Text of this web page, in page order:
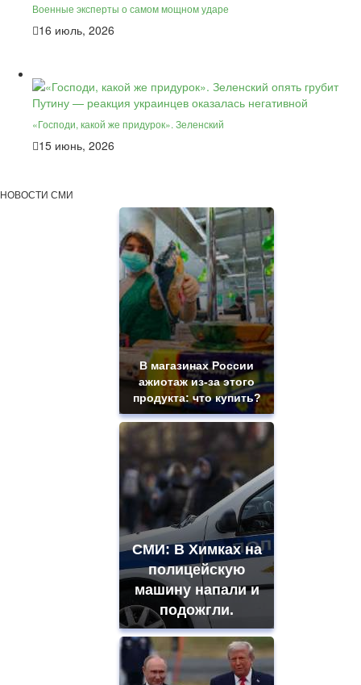
Военные эксперты о самом мощном ударе
16 июль, 2026
«Господи, какой же придурок». Зеленский
15 июнь, 2026
НОВОСТИ СМИ
В магазинах России
ажиотаж из-за этого
продукта: что купить?
СМИ: В Химках на
полицейскую
машину напали и
подожгли.